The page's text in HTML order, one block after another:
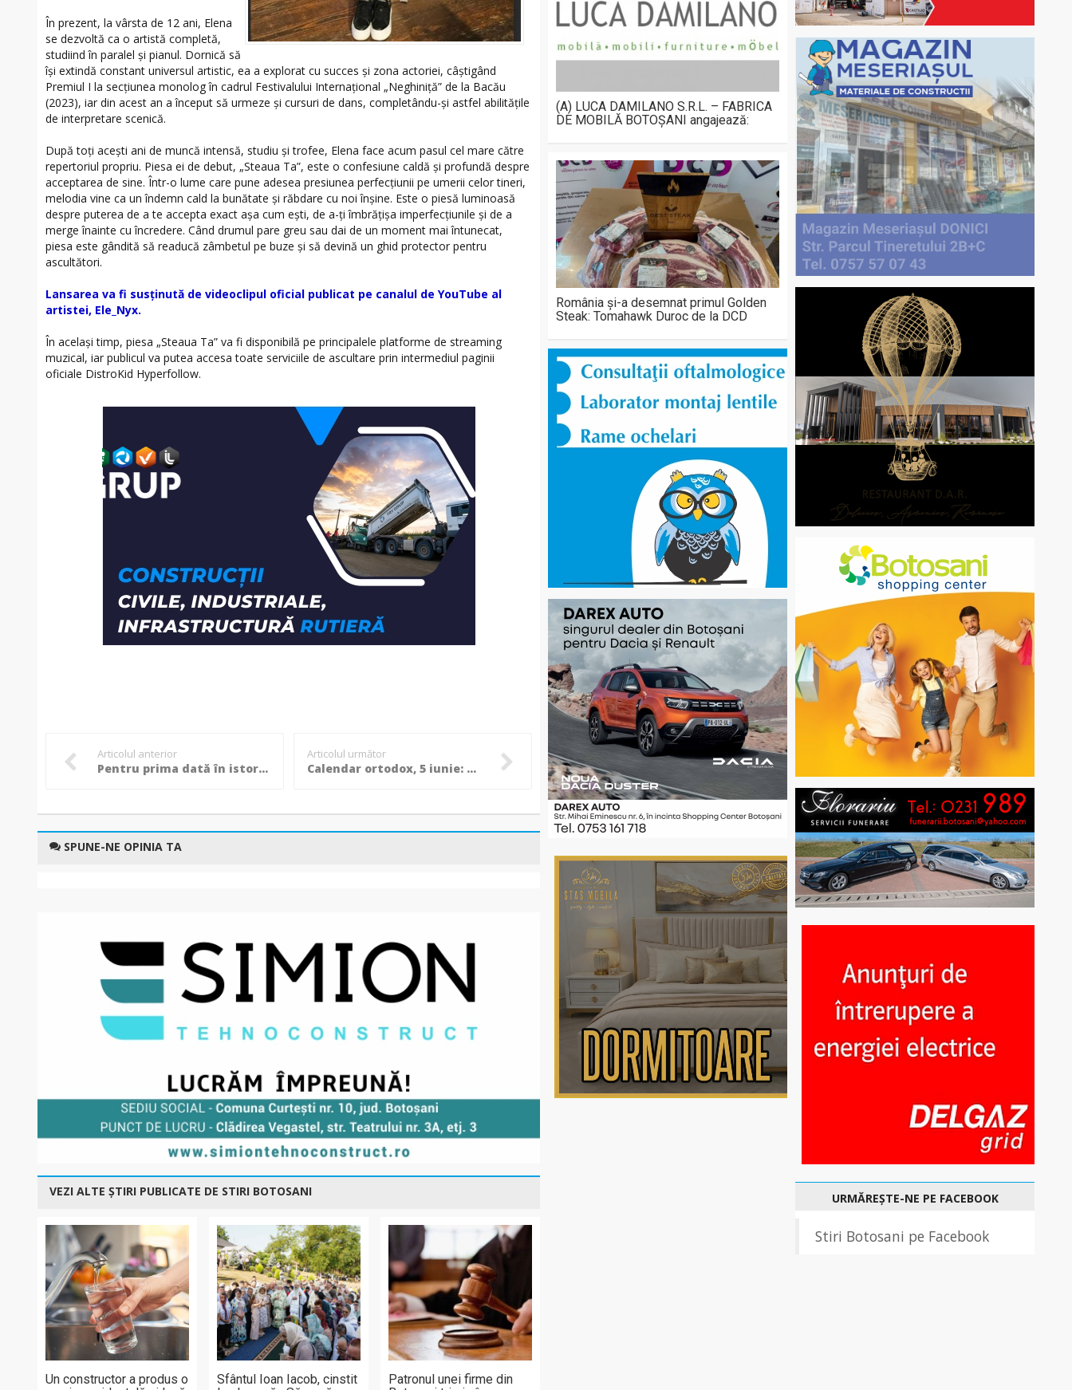
În prezent, la vârsta de 12 ani, Elena
se dezvoltă ca o artistă completă,
studiind în paralel și pianul. Dornică să
își extindă constant universul artistic, ea a explorat cu succes și zona actoriei, câștigând
Premiul I la secțiunea monolog în cadrul Festivalului Internațional „Neghiniță” de la Bacău
(2023), iar din acest an a început să urmeze și cursuri de dans, completându-și astfel abilitățile
de interpretare scenică.
După toți acești ani de muncă intensă, studiu și trofee, Elena face acum pasul cel mare către
repertoriul propriu. Piesa ei de debut, „Steaua Ta”, este o confesiune caldă și profundă despre
acceptarea de sine. Într-o lume care pune adesea presiunea perfecțiunii pe umerii celor tineri,
melodia vine ca un îndemn cald la bunătate și răbdare cu noi înșine. Este o piesă luminoasă
despre puterea de a te accepta exact așa cum ești, de a-ți îmbrățișa imperfecțiunile și de a
merge înainte cu încredere. Când drumul pare greu sau dai de un moment mai întunecat,
piesa este gândită să readucă zâmbetul pe buze și să devină un ghid protector pentru
ascultători.
Lansarea va fi susținută de videoclipul oficial publicat pe canalul de YouTube al
artistei, Ele_Nyx.
În același timp, piesa „Steaua Ta” va fi disponibilă pe principalele platforme de streaming
muzical, iar publicul va putea accesa toate serviciile de ascultare prin intermediul paginii
oficiale DistroKid Hyperfollow.
Articolul anterior
Pentru prima dată în istorie, la Botoșani va funcționa Complexul Muzeal Național ”Nicolae Iorga”!
Articolul următor
Calendar ortodox, 5 iunie: Sf. Sfinţit Mc. Dorotei, Episcopul Tirului
SPUNE-NE OPINIA TA
VEZI ALTE ȘTIRI PUBLICATE DE STIRI BOTOSANI
Un constructor a produs o
Sfântul Ioan Iacob, cinstit
Patronul unei firme din
(A) LUCA DAMILANO S.R.L. – FABRICA
DE MOBILĂ BOTOȘANI angajează:
România și-a desemnat primul Golden
Steak: Tomahawk Duroc de la DCD
URMĂREȘTE-NE PE FACEBOOK
Stiri Botosani pe Facebook